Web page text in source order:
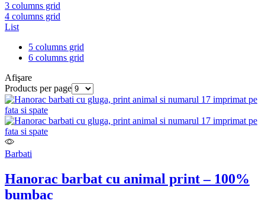
3 columns grid
4 columns grid
List
5 columns grid
6 columns grid
Afişare
Products per page
Barbati
Hanorac barbat cu animal print – 100%
bumbac